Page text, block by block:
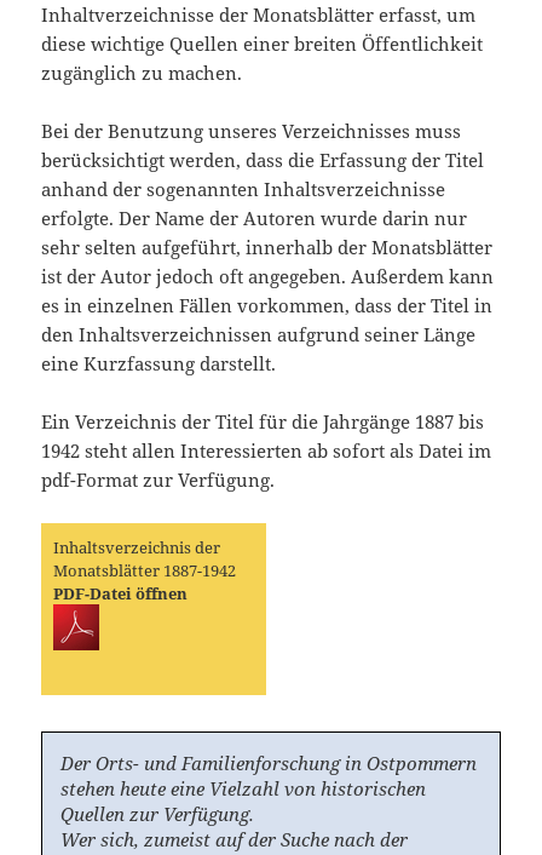
Inhaltverzeichnisse der Monatsblätter erfasst, um
diese wichtige Quellen einer breiten Öffentlichkeit
zugänglich zu machen.
Bei der Benutzung unseres Verzeichnisses muss
berücksichtigt werden, dass die Erfassung der Titel
anhand der sogenannten Inhaltsverzeichnisse
erfolgte. Der Name der Autoren wurde darin nur
sehr selten aufgeführt, innerhalb der Monatsblätter
ist der Autor jedoch oft angegeben. Außerdem kann
es in einzelnen Fällen vorkommen, dass der Titel in
den Inhaltsverzeichnissen aufgrund seiner Länge
eine Kurzfassung darstellt.
Ein Verzeichnis der Titel für die Jahrgänge 1887 bis
1942 steht allen Interessierten ab sofort als Datei im
pdf-Format zur Verfügung.
Inhaltsverzeichnis der
Monatsblätter 1887-1942
PDF-Datei öffnen
Der Orts- und Familienforschung in Ostpommern
stehen heute eine Vielzahl von historischen
Quellen zur Verfügung.
Wer sich, zumeist auf der Suche nach der